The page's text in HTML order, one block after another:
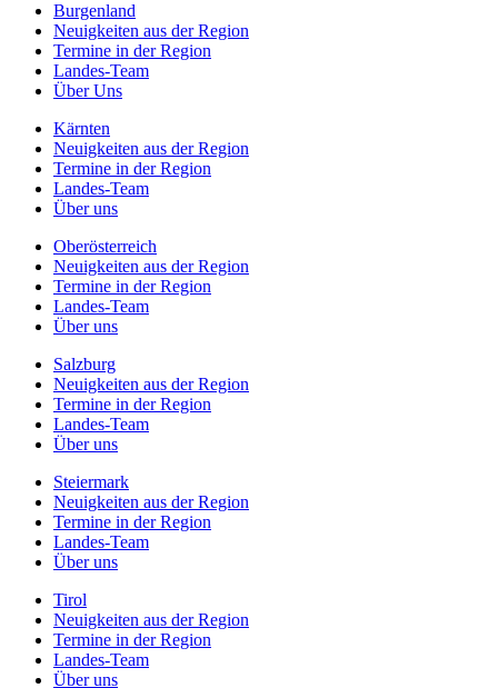
Burgenland
Neuigkeiten aus der Region
Termine in der Region
Landes-Team
Über Uns
Kärnten
Neuigkeiten aus der Region
Termine in der Region
Landes-Team
Über uns
Oberösterreich
Neuigkeiten aus der Region
Termine in der Region
Landes-Team
Über uns
Salzburg
Neuigkeiten aus der Region
Termine in der Region
Landes-Team
Über uns
Steiermark
Neuigkeiten aus der Region
Termine in der Region
Landes-Team
Über uns
Tirol
Neuigkeiten aus der Region
Termine in der Region
Landes-Team
Über uns